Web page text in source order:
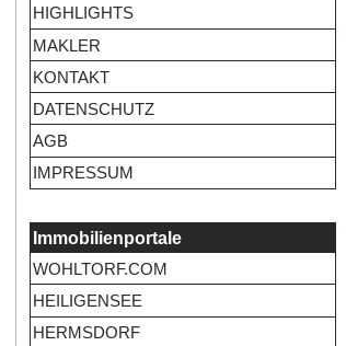
HIGHLIGHTS
MAKLER
KONTAKT
DATENSCHUTZ
AGB
IMPRESSUM
Immobilienportale
WOHLTORF.COM
HEILIGENSEE
HERMSDORF